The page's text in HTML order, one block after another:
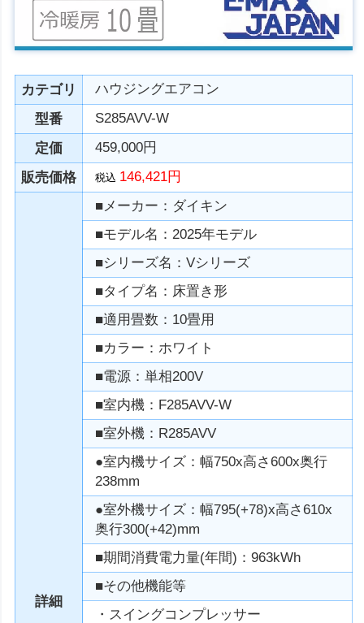
カテゴリ
ハウジングエアコン
型番
S285AVV-W
定価
459,000円
販売価格
税込 146,421円
詳細
■メーカー：ダイキン
■モデル名：2025年モデル
■シリーズ名：Vシリーズ
■タイプ名：床置き形
■適用畳数：10畳用
■カラー：ホワイト
■電源：単相200V
■室内機：F285AVV-W
■室外機：R285AVV
●室内機サイズ：幅750x高さ600x奥行
238mm
●室外機サイズ：幅795(+78)x高さ610x
奥行300(+42)mm
■期間消費電力量(年間)：963kWh
■その他機能等
・スイングコンプレッサー